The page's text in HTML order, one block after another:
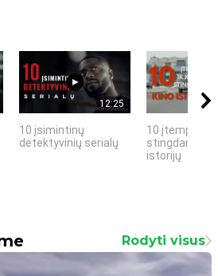
12:25
10 įsimintinų
detektyvinių serialų
10 įtemptų,
stingdančių
istorijų
Rodyti visus